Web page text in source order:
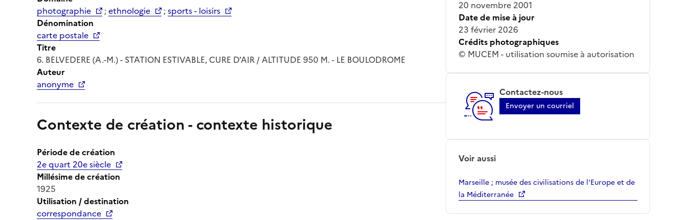
photographie
;ethnologie ;sports - loisirs
Dénomination
carte postale
Titre
6. BELVEDERE (A.-M.) - STATION ESTIVABLE, CURE D'AIR / ALTITUDE 950 M. - LE BOULODROME
Auteur
anonyme
Contexte de création - contexte historique
Période de création
2e quart 20e siècle
Millésime de création
1925
Utilisation / destination
correspondance
20 novembre 2001
Date de mise à jour
23 février 2026
Crédits photographiques
© MUCEM - utilisation soumise à autorisation
Contactez-nous
Envoyer un courriel
Voir aussi
Marseille ; musée des civilisations de l'Europe et de
la Méditerranée